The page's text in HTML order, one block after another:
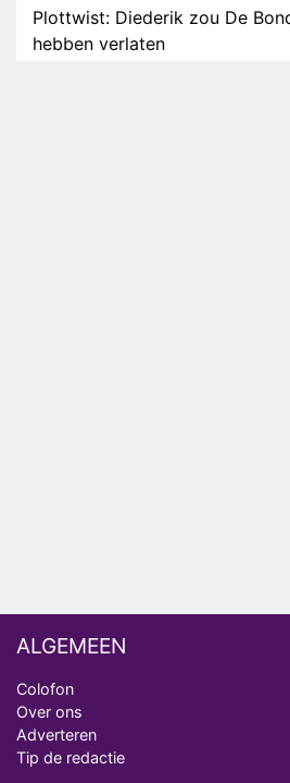
Plottwist: Diederik zou De
hebben verlaten
ALGEMEEN
Colofon
Over ons
Adverteren
Tip de redactie